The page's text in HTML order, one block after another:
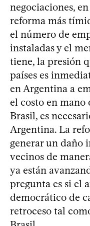
negociaciones,
reforma más
el número de
instaladas y el
tiene, la presión
países es
en Argentina a
el costo en mano
Brasil, es
Argentina. La
generar un daño
vecinos de
ya están
pregunta es si el
democrático de
retroceso tal